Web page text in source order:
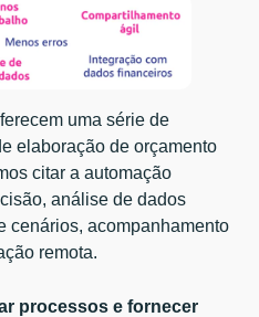
uma série de
elaboração de orçamento
citar a automação
análise de dados
cenários, acompanhamento
remota.
processos e fornecer